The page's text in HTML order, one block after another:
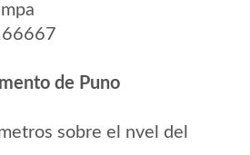
de Puno
sobre el nvel del